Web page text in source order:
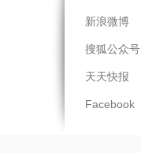
新浪微博
搜狐公众号
天天快报
Facebook